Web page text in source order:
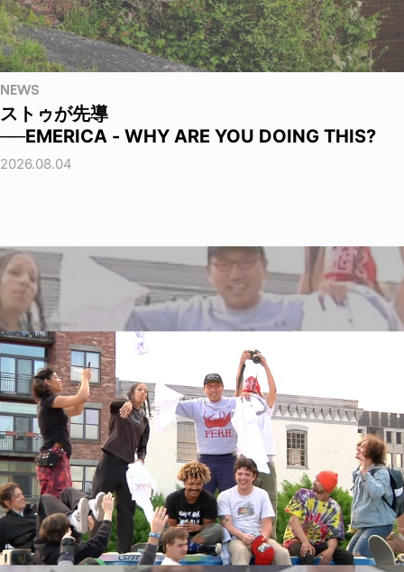
NEWS
ストゥが先導
──EMERICA - WHY ARE YOU DOING THIS?
2026.08.04